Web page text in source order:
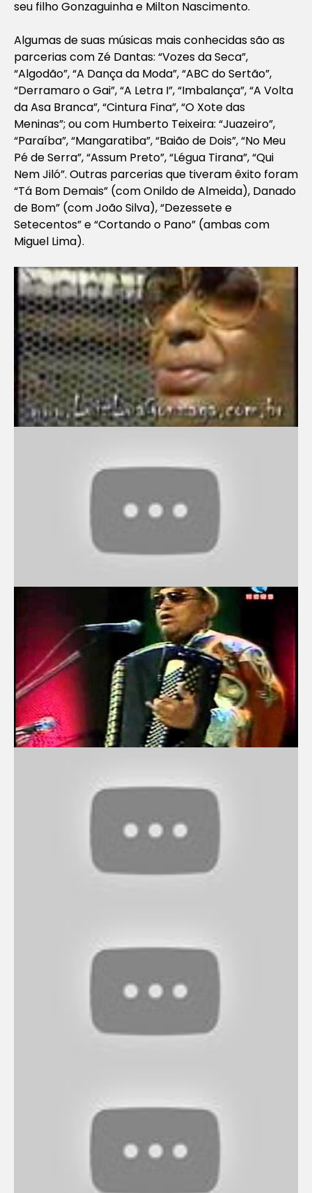
seu filho Gonzaguinha e Milton Nascimento.
Algumas de suas músicas mais conhecidas são as
parcerias com Zé Dantas: “Vozes da Seca”,
“Algodão”, “A Dança da Moda”, “ABC do Sertão”,
“Derramaro o Gai”, “A Letra I”, “Imbalança”, “A Volta
da Asa Branca”, “Cintura Fina”, “O Xote das
Meninas”; ou com Humberto Teixeira: “Juazeiro”,
“Paraíba”, “Mangaratiba”, “Baião de Dois”, “No Meu
Pé de Serra”, “Assum Preto”, “Légua Tirana”, “Qui
Nem Jiló”. Outras parcerias que tiveram êxito foram
“Tá Bom Demais” (com Onildo de Almeida), Danado
de Bom” (com João Silva), “Dezessete e
Setecentos” e “Cortando o Pano” (ambas com
Miguel Lima).